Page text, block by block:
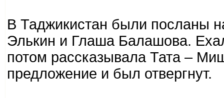
В Таджикистан были посланы
Элькин и Глаша Балашова.
потом рассказывала Тата –
предложение и был отвергнут.